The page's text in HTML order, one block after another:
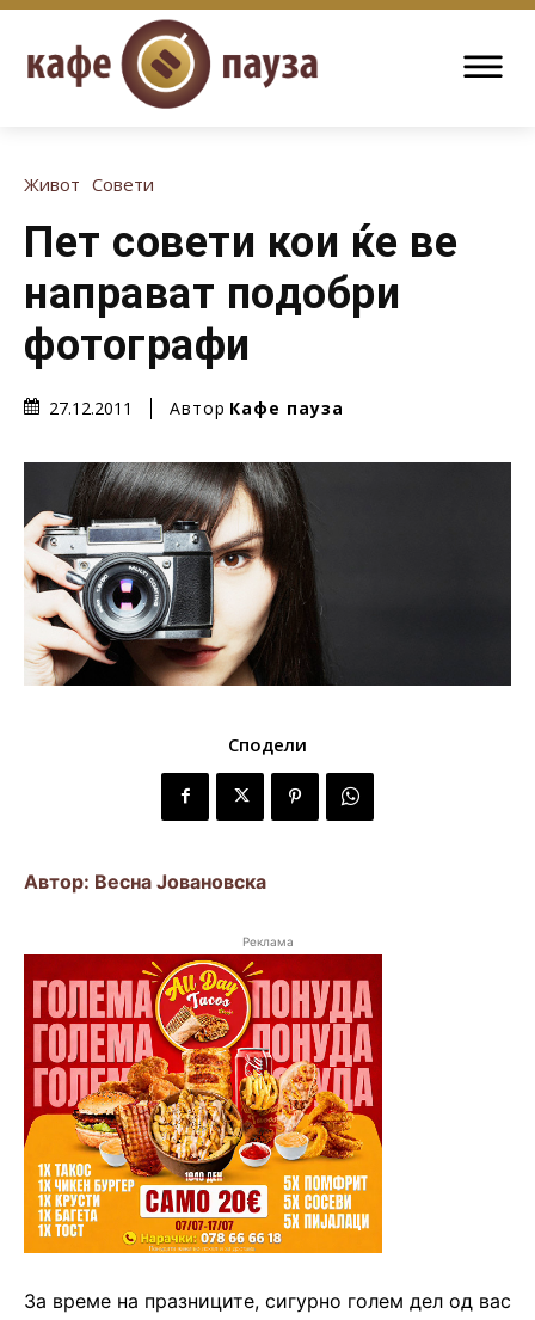
Живот Совети
Пет совети кои ќе ве
направат подобри
фотографи
27.12.2011 Автор Кафе пауза
Сподели
Автор: Весна Јовановска
Реклама
За време на празниците, сигурно голем дел од вас